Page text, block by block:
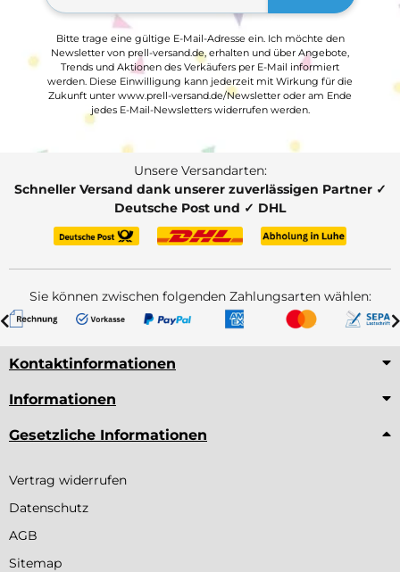
Bitte trage eine gültige E-Mail-Adresse ein. Ich möchte den
Newsletter von prell-versand.de, erhalten und über Angebote,
Trends und Aktionen des Verkäufers per E-Mail informiert
werden. Diese Einwilligung kann jederzeit mit Wirkung für die
Zukunft unter www.prell-versand.de/Newsletter oder am Ende
jedes E-Mail-Newsletters widerrufen werden.
Unsere Versandarten:
Schneller Versand dank unserer zuverlässigen Partner ✓
Deutsche Post und ✓ DHL
Sie können zwischen folgenden Zahlungsarten wählen:
Kontaktinformationen
Informationen
Gesetzliche Informationen
Vertrag widerrufen
Datenschutz
AGB
Sitemap